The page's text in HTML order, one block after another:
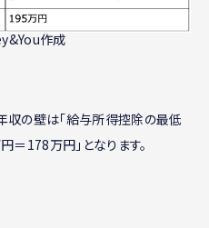
作成
収の壁は「給与所得控除の最低
178万円」となります。